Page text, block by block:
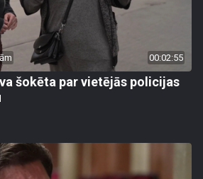
00:02:55
šokēta par vietējās policijas